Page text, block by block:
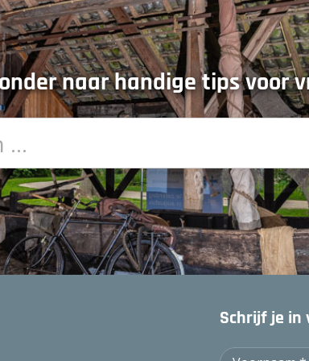
naar handige tips voor
Schrijf je in